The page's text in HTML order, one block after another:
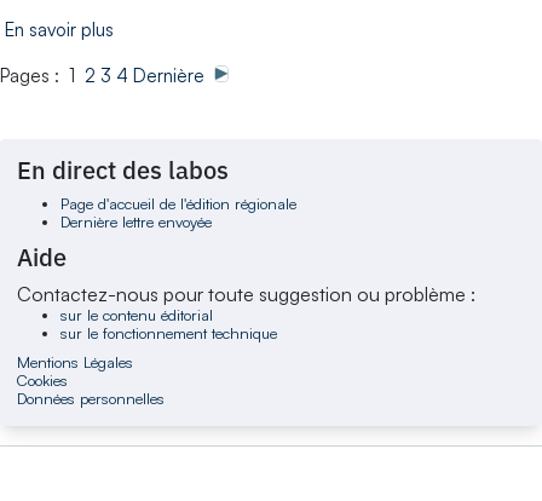
En savoir plus
Pages : 1 2 3 4 Dernière
En direct des labos
Page d'accueil de l'édition régionale
Dernière lettre envoyée
Aide
Contactez-nous pour toute suggestion ou problème :
sur le contenu éditorial
sur le fonctionnement technique
Mentions Légales
Cookies
Données personnelles